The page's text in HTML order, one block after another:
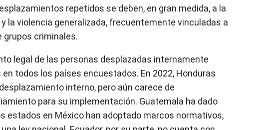
repetidos se deben, en gran medida, a la
la violencia generalizada, frecuentemente vinculadas a
grupos criminales.
legal de las personas desplazadas internamente
todos los países encuestados. En 2022, Honduras
interno, pero aún carece de
para su implementación. Guatemala ha dado
estados en México han adoptado marcos normativos,